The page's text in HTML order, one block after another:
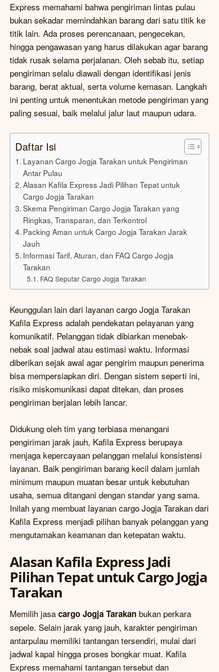
Express memahami bahwa pengiriman lintas pulau
bukan sekadar memindahkan barang dari satu titik ke
titik lain. Ada proses perencanaan, pengecekan,
hingga pengawasan yang harus dilakukan agar barang
tidak rusak selama perjalanan. Oleh sebab itu, setiap
pengiriman selalu diawali dengan identifikasi jenis
barang, berat aktual, serta volume kemasan. Langkah
ini penting untuk menentukan metode pengiriman yang
paling sesuai, baik melalui jalur laut maupun udara.
Daftar Isi
Layanan Cargo Jogja Tarakan untuk Pengiriman
Antar Pulau
Alasan Kafila Express Jadi Pilihan Tepat untuk
Cargo Jogja Tarakan
Skema Pengiriman Cargo Jogja Tarakan yang
Ringkas, Transparan, dan Terkontrol
Packing Aman untuk Cargo Jogja Tarakan Jarak
Jauh
Informasi Tarif, Aturan, dan FAQ Cargo Jogja
Tarakan
FAQ Seputar Cargo Jogja Tarakan
Keunggulan lain dari layanan cargo Jogja Tarakan
Kafila Express adalah pendekatan pelayanan yang
komunikatif. Pelanggan tidak dibiarkan menebak-
nebak soal jadwal atau estimasi waktu. Informasi
diberikan sejak awal agar pengirim maupun penerima
bisa mempersiapkan diri. Dengan sistem seperti ini,
risiko miskomunikasi dapat ditekan, dan proses
pengiriman berjalan lebih lancar.
Didukung oleh tim yang terbiasa menangani
pengiriman jarak jauh, Kafila Express berupaya
menjaga kepercayaan pelanggan melalui konsistensi
layanan. Baik pengiriman barang kecil dalam jumlah
minimum maupun muatan besar untuk kebutuhan
usaha, semua ditangani dengan standar yang sama.
Inilah yang membuat layanan cargo Jogja Tarakan dari
Kafila Express menjadi pilihan banyak pelanggan yang
mengutamakan keamanan dan ketepatan waktu.
Alasan Kafila Express Jadi
Pilihan Tepat untuk Cargo Jogja
Tarakan
Memilih jasa cargo Jogja Tarakan bukan perkara
sepele. Selain jarak yang jauh, karakter pengiriman
antarpulau memiliki tantangan tersendiri, mulai dari
jadwal kapal hingga proses bongkar muat. Kafila
Express memahami tantangan tersebut dan